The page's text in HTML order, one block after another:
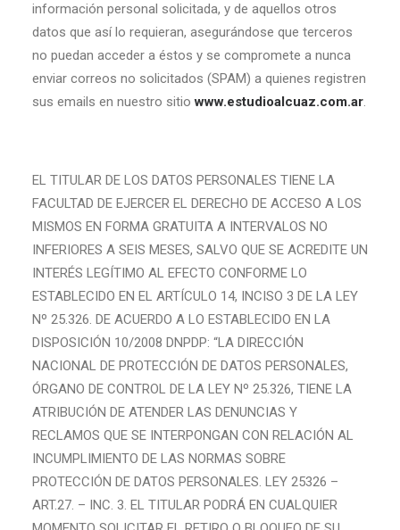
información personal solicitada, y de aquellos otros
datos que así lo requieran, asegurándose que terceros
no puedan acceder a éstos y se compromete a nunca
enviar correos no solicitados (SPAM) a quienes registren
sus emails en nuestro sitiowww.estudioalcuaz.com.ar.
EL TITULAR DE LOS DATOS PERSONALES TIENE LA
FACULTAD DE EJERCER EL DERECHO DE ACCESO A LOS
MISMOS EN FORMA GRATUITA A INTERVALOS NO
INFERIORES A SEIS MESES, SALVO QUE SE ACREDITE UN
INTERÉS LEGÍTIMO AL EFECTO CONFORME LO
ESTABLECIDO EN EL ARTÍCULO 14, INCISO 3 DE LA LEY
Nº 25.326. DE ACUERDO A LO ESTABLECIDO EN LA
DISPOSICIÓN 10/2008 DNPDP: “LA DIRECCIÓN
NACIONAL DE PROTECCIÓN DE DATOS PERSONALES,
ÓRGANO DE CONTROL DE LA LEY Nº 25.326, TIENE LA
ATRIBUCIÓN DE ATENDER LAS DENUNCIAS Y
RECLAMOS QUE SE INTERPONGAN CON RELACIÓN AL
INCUMPLIMIENTO DE LAS NORMAS SOBRE
PROTECCIÓN DE DATOS PERSONALES. LEY 25326 –
ART.27. – INC. 3. EL TITULAR PODRÁ EN CUALQUIER